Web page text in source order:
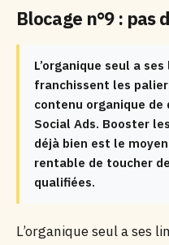
Blocage n°9 : pas
L’organique seul a
franchissent les
contenu organique
Social Ads. Booster
déjà bien est le
rentable de toucher
qualifiées.
L’organique seul a ses